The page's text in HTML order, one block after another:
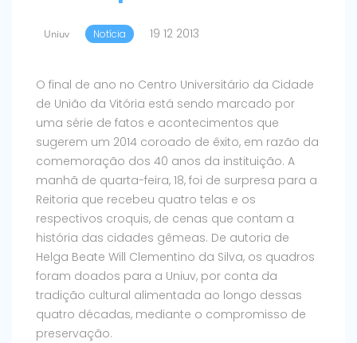
Uniuv Notícia 19 12 2013
O final de ano no Centro Universitário da Cidade
de União da Vitória está sendo marcado por
uma série de fatos e acontecimentos que
sugerem um 2014 coroado de êxito, em razão da
comemoração dos 40 anos da instituição. A
manhã de quarta-feira, 18, foi de surpresa para a
Reitoria que recebeu quatro telas e os
respectivos croquis, de cenas que contam a
história das cidades gêmeas. De autoria de
Helga Beate Will Clementino da Silva, os quadros
foram doados para a Uniuv, por conta da
tradição cultural alimentada ao longo dessas
quatro décadas, mediante o compromisso de
preservação.